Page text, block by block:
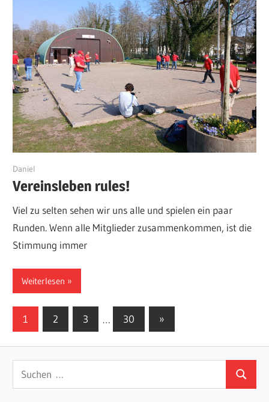
25. März 2026
Daniel
Vereinsleben rules!
Viel zu selten sehen wir uns alle und spielen ein paar
Runden. Wenn alle Mitglieder zusammenkommen, ist die
Stimmung immer
Weiterlesen
Seitennummerierung
Beiträge
1 2 3 … 30
Nächste
Beiträge
»
Suchen
nach:
Suchen